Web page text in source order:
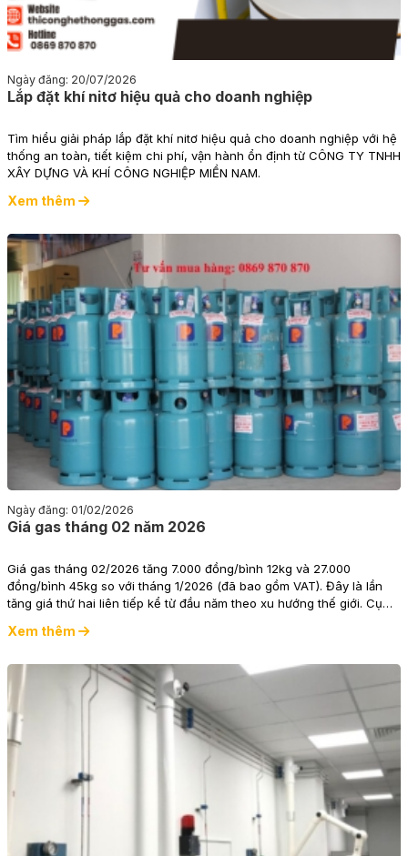
Ngày đăng: 20/07/2026
Lắp đặt khí nitơ hiệu quả cho doanh nghiệp
Tìm hiểu giải pháp lắp đặt khí nitơ hiệu quả cho doanh nghiệp với hệ
thống an toàn, tiết kiệm chi phí, vận hành ổn định từ CÔNG TY TNHH
XÂY DỰNG VÀ KHÍ CÔNG NGHIỆP MIỀN NAM.
Xem thêm
Ngày đăng: 01/02/2026
Giá gas tháng 02 năm 2026
Giá gas tháng 02/2026 tăng 7.000 đồng/bình 12kg và 27.000
đồng/bình 45kg so với tháng 1/2026 (đã bao gồm VAT). Đây là lần
tăng giá thứ hai liên tiếp kể từ đầu năm theo xu hướng thế giới. Cụ
tháng 2/2026 là: • 450.000đồng/bình 12kg (dân dụng), • 1.726.272
Xem thêm